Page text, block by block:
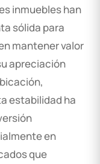
inmuebles han
sólida para
mantener valor
apreciación
estabilidad ha
en
que